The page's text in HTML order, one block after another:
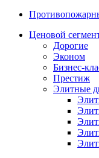
Ценовой
Дорогие
Эконом
Бизнес-
Престиж
Элитные